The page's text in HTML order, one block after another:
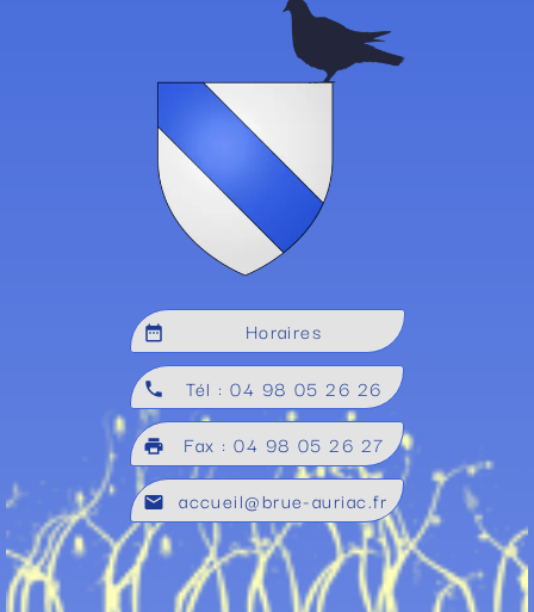
date_range Horaires
local_phone Tél : 04 98 05 26 26
local_printshop Fax : 04 98 05 26 27
mail accueil@brue-auriac.fr